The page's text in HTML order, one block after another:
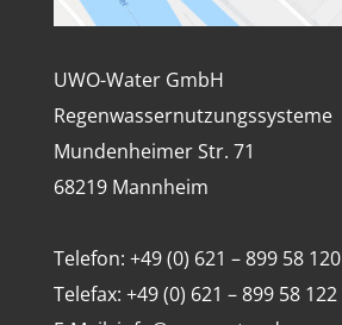
UWO-Water GmbH
Regenwassernutzungssysteme
Mundenheimer Str. 71
68219 Mannheim
Telefon: +49 (0) 621 – 899 58 120
Telefax: +49 (0) 621 – 899 58 122